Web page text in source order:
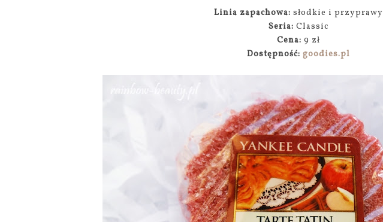
Linia zapachowa:słodkie i przyprawy
Seria:Classic
Cena:9 zł
Dostępność:goodies.pl